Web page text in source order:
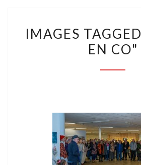
"KUNST
IMAGES
EN CO"